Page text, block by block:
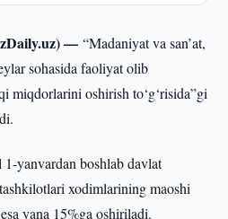
—“Madaniyat va san’at,
sohasida faoliyat olib
miqdorlarini oshirish to‘g‘risida”gi
yanvardan boshlab davlat
xodimlarining maoshi
yana 15%ga oshiriladi.